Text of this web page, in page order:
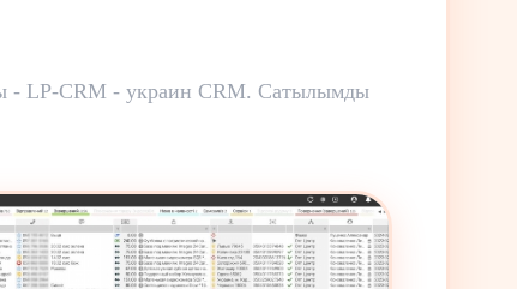
- LP-CRM - украин CRM. Сатылымды